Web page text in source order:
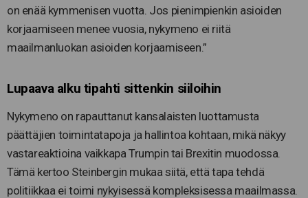
on enää kymmenisen vuotta. Jos pienimpienkin asioiden
korjaamiseen menee vuosia, nykymeno ei riitä
maailmanluokan asioiden korjaamiseen.”
Lupaava alku tipahti sittenkin siiloihin
Nykymeno on rapauttanut kansalaisten luottamusta
päättäjien toimintatapoja ja hallintoa kohtaan, mikä näkyy
vastareaktioina vaikkapa Trumpin tai Brexitin muodossa.
Tämä kertoo Steinbergin mukaa siitä, että tapa tehdä
politiikkaa ei toimi nykyisessä kompleksisessa maailmassa.